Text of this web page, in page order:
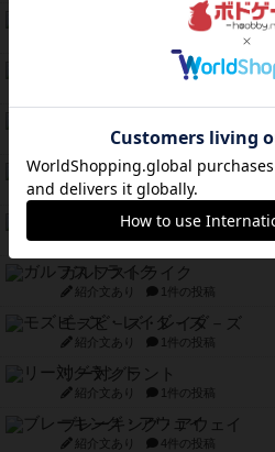
ドブル：ポケットモンスター
紹介文なし 5件の投稿
ファースト・イン・フライト
紹介文あり 3件の投稿
ダイススローン
紹介文なし 1件の投稿
ガルフストライク
紹介文あり 1件の投稿
モズビ－ズ・レイダ－ズ
紹介文あり 1件の投稿
リー対グラント
紹介文あり 1件の投稿
ブレーキング・アウェイ
紹介文あり 4件の投稿